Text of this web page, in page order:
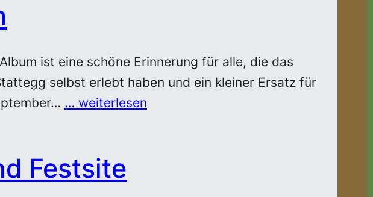
ist eine schöne Erinnerung für alle, die das
selbst erlebt haben und ein kleiner Ersatz für
… weiterlesen
Festsite